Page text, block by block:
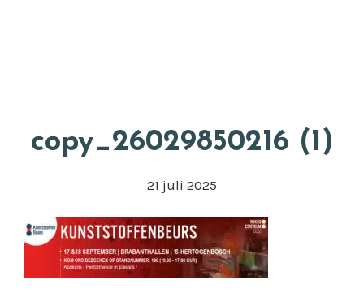
copy_26029850216 (1)
21 juli 2025